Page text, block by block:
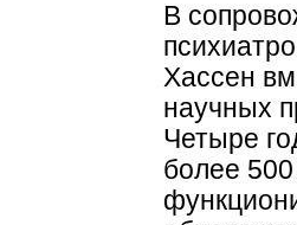
В
Хассен
научных
Четыре
более